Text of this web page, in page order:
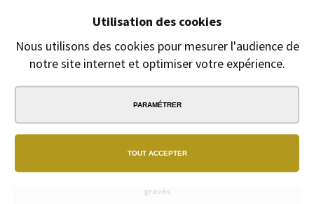
Utilisation des cookies
Nous utilisons des cookies pour mesurer l'audience de
notre site internet et optimiser votre expérience.
PARAMÉTRER
TOUT ACCEPTER
Gravure Offerte
PAIEMENTSÉCURISÉ
gravés